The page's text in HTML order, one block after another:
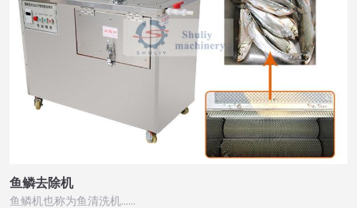
鱼鳞去除机
鱼鳞机也称为鱼清洗机……